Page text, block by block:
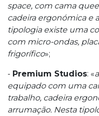
space, com cama
cadeira ergonómica e
tipologia existe uma
com micro-ondas,
frigorífico»;
- Premium Studios: «
equipado com uma
trabalho, cadeira
arrumação. Nesta